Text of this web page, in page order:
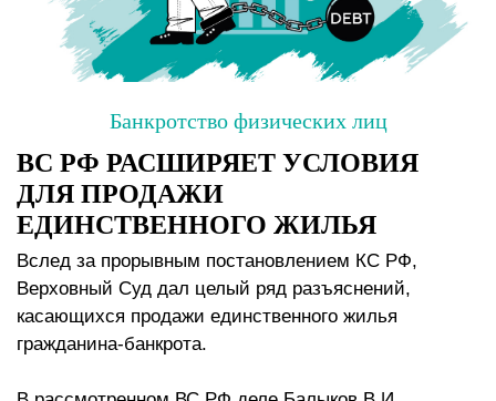
Банкротство физических лиц
ВС РФ РАСШИРЯЕТ УСЛОВИЯ
ДЛЯ ПРОДАЖИ
ЕДИНСТВЕННОГО ЖИЛЬЯ
Вслед за прорывным постановлением КС РФ,
Верховный Суд дал целый ряд разъяснений,
касающихся продажи единственного жилья
гражданина-банкрота.